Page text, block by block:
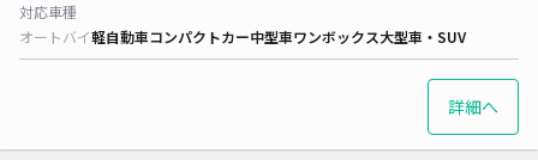
対応車種
オートバイ軽自動車コンパクトカー中型車ワンボックス大型車・SUV
詳細へ